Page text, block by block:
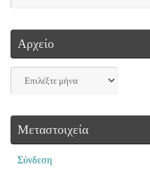
Αρχείο
Μεταστοιχεία
Σύνδεση